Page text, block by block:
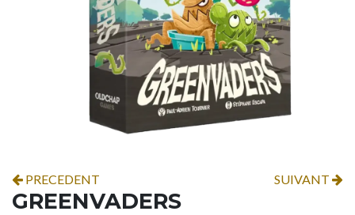
PRECEDENT SUIVANT
GREENVADERS